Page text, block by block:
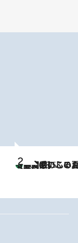
2026.8.5
【静岡県】この夏絶対食べたい 冷やしておいしいおやつ3